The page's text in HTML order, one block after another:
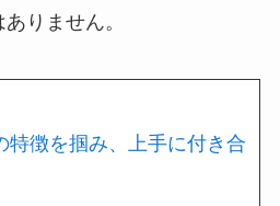
りません。
特徴を掴み、上手に付き合